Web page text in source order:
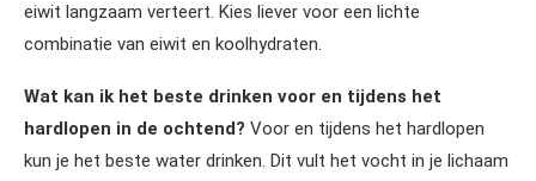
eiwit langzaam verteert. Kies liever voor een lichte
combinatie van eiwit en koolhydraten.
Wat kan ik het beste drinken voor en tijdens het
hardlopen in de ochtend? Voor en tijdens het hardlopen
kun je het beste water drinken. Dit vult het vocht in je lichaam